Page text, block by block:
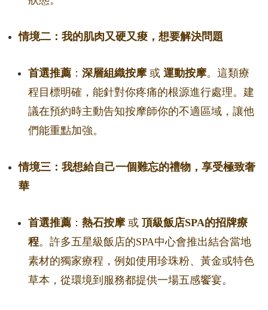
情境二：我的肌肉又硬又痠，想要解決問題
首選推薦 ： 深層組織按摩或 運動按摩。這類療
程目標明確，能針對你疼痛的根源進行處理。建
議在預約時主動告知按摩師你的不適區域，讓他
們能重點加強。
情境三：我想給自己一個難忘的禮物，享受極致奢
華
首選推薦 ： 熱石按摩或 頂級飯店SPA的招牌療
程。許多五星級飯店的SPA中心會推出結合當地
素材的獨家療程，例如使用珍珠粉、黃金或特色
草本，從環境到服務都提供一場五感饗宴。